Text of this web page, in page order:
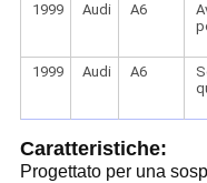
1999
Audi A6
1999
Audi A6
Caratteristiche:
Progettato per una